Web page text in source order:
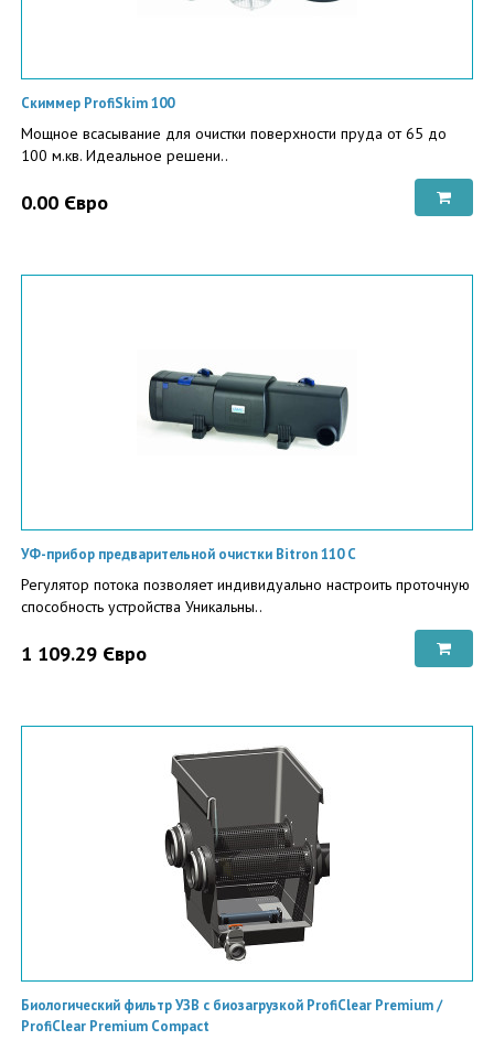
Скиммер ProfiSkim 100
Мощное всасывание для очистки поверхности пруда от 65 до
100 м.кв. Идеальное решени..
0.00 Євро
УФ-прибор предварительной очистки Bitron 110 С
Регулятор потока позволяет индивидуально настроить проточную
способность устройства Уникальны..
1 109.29 Євро
Биологический фильтр УЗВ с биозагрузкой ProfiClear Premium /
ProfiClear Premium Compact